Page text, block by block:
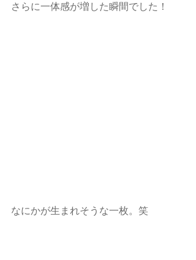
さらに一体感が増した瞬間でした！
なにかが生まれそうな一枚。笑